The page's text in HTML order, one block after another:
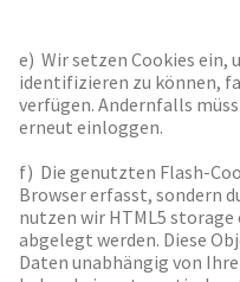
e) Wir setzen Cookies ein,
identifizieren zu können,
verfügen. Andernfalls
erneut einloggen.
f) Die genutzten Flash-
Browser erfasst, sondern
nutzen wir HTML5
abgelegt werden. Diese
Daten unabhängig von